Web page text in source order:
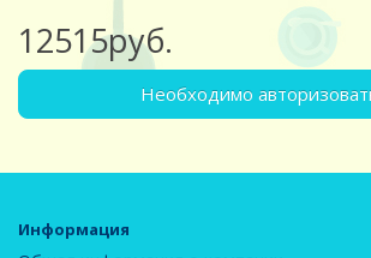
12515руб.
Необходимо
Информация